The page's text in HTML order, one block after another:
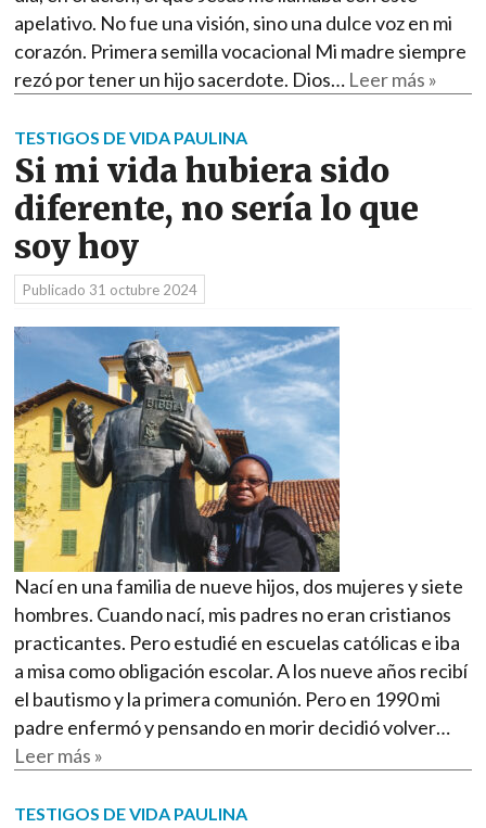
apelativo. No fue una visión, sino una dulce voz en mi
corazón. Primera semilla vocacional Mi madre siempre
rezó por tener un hijo sacerdote. Dios… Leer más »
TESTIGOS DE VIDA PAULINA
Si mi vida hubiera sido
diferente, no sería lo que
soy hoy
Publicado 31 octubre 2024
Nací en una familia de nueve hijos, dos mujeres y siete
hombres. Cuando nací, mis padres no eran cristianos
practicantes. Pero estudié en escuelas católicas e iba
a misa como obligación escolar. A los nueve años recibí
el bautismo y la primera comunión. Pero en 1990 mi
padre enfermó y pensando en morir decidió volver…
Leer más »
TESTIGOS DE VIDA PAULINA